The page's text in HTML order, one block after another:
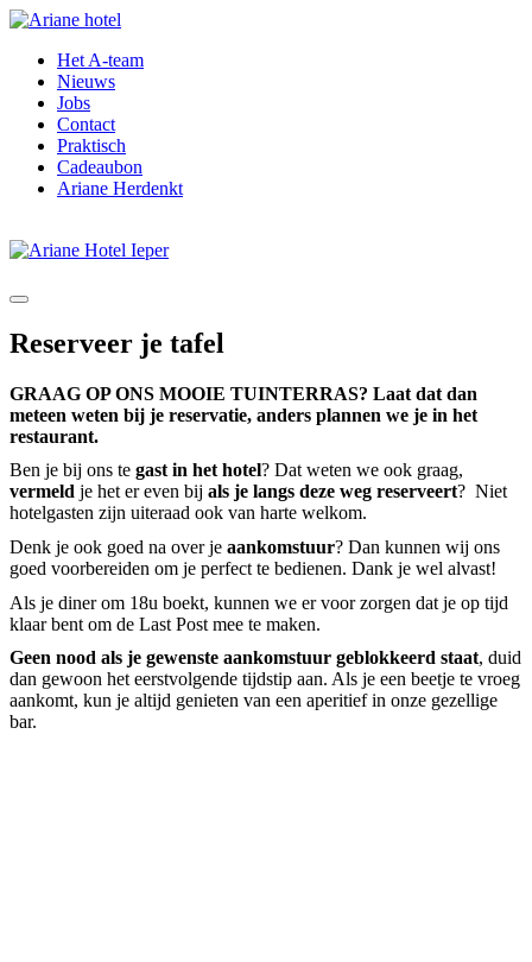
Het A-team
Nieuws
Jobs
Contact
Praktisch
Cadeaubon
Ariane Herdenkt
Reserveer je tafel
GRAAG OP ONS MOOIE TUINTERRAS? Laat dat dan
meteen weten bij je reservatie, anders plannen we je in het
restaurant.
Ben je bij ons te gast in het hotel? Dat weten we ook graag,
vermeld je het er even bij als je langs deze weg reserveert? Niet
hotelgasten zijn uiteraad ook van harte welkom.
Denk je ook goed na over je aankomstuur? Dan kunnen wij ons
goed voorbereiden om je perfect te bedienen. Dank je wel alvast!
Als je diner om 18u boekt, kunnen we er voor zorgen dat je op tijd
klaar bent om de Last Post mee te maken.
Geen nood als je gewenste aankomstuur geblokkeerd staat, duid
dan gewoon het eerstvolgende tijdstip aan. Als je een beetje te vroeg
aankomt, kun je altijd genieten van een aperitief in onze gezellige
bar.